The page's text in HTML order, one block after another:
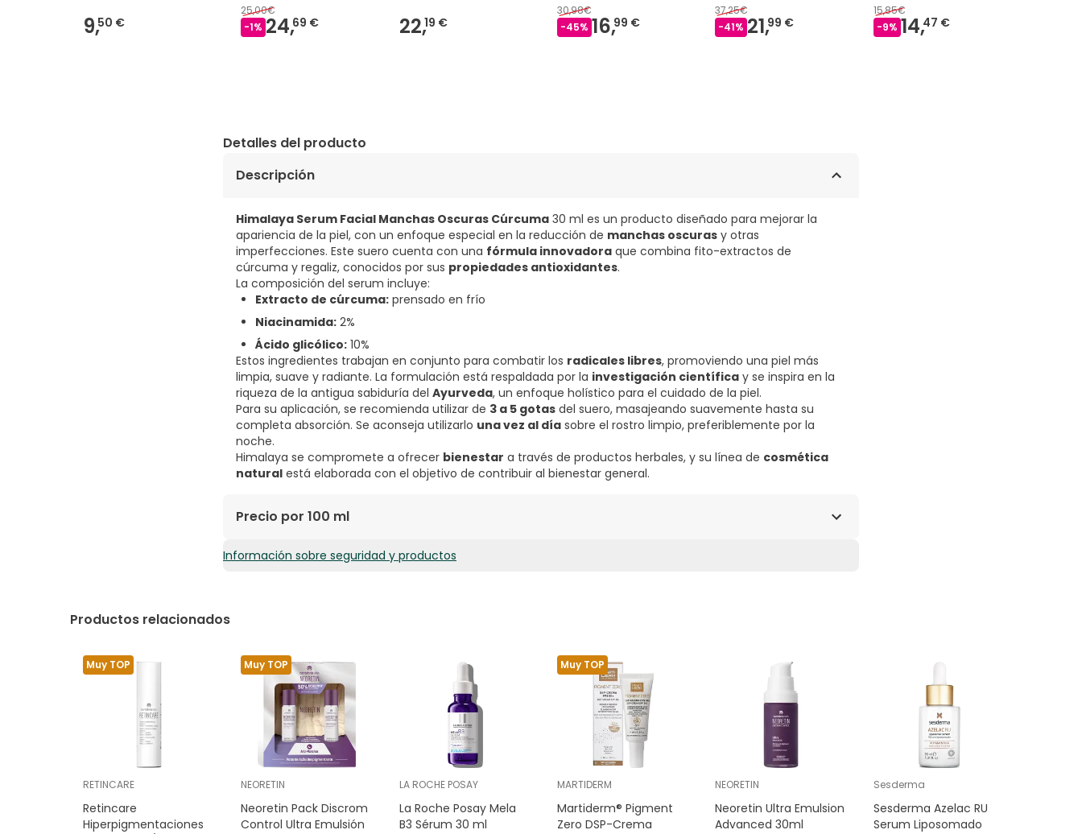
9,50 €
25,00€
-1% 24,69 € 22,19 €
30,98€
-45% 16,99 €
37,25€
-41% 21,99 €
15,85€
-9% 14,47 €
Detalles del producto
Descripción
Himalaya Serum Facial Manchas Oscuras Cúrcuma 30 ml es un producto diseñado para mejorar la
apariencia de la piel, con un enfoque especial en la reducción de manchas oscuras y otras
imperfecciones. Este suero cuenta con una fórmula innovadora que combina fito-extractos de
cúrcuma y regaliz, conocidos por sus propiedades antioxidantes.
La composición del serum incluye:
Extracto de cúrcuma: prensado en frío
Niacinamida: 2%
Ácido glicólico: 10%
Estos ingredientes trabajan en conjunto para combatir los radicales libres, promoviendo una piel más
limpia, suave y radiante. La formulación está respaldada por la investigación científica y se inspira en la
riqueza de la antigua sabiduría del Ayurveda, un enfoque holístico para el cuidado de la piel.
Para su aplicación, se recomienda utilizar de 3 a 5 gotas del suero, masajeando suavemente hasta su
completa absorción. Se aconseja utilizarlo una vez al día sobre el rostro limpio, preferiblemente por la
noche.
Himalaya se compromete a ofrecer bienestar a través de productos herbales, y su línea de cosmética
natural está elaborada con el objetivo de contribuir al bienestar general.
Precio por 100 ml
34,97€ / 100 ml
Información sobre seguridad y productos
Productos relacionados
Muy TOP
RETINCARE
Retincare
Hiperpigmentaciones
Muy TOP
NEORETIN
Neoretin Pack Discrom
Control Ultra Emulsión
LA ROCHE POSAY
La Roche Posay Mela
B3 Sérum 30 ml
Muy TOP
MARTIDERM
Martiderm® Pigment
Zero DSP-Crema
NEORETIN
Neoretin Ultra Emulsion
Advanced 30ml
Sesderma
Sesderma Azelac RU
Serum Liposomado